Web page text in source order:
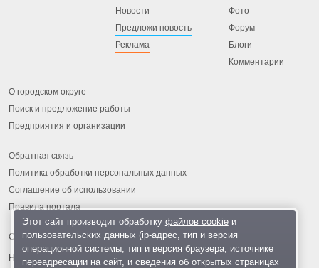
Новости
Предложи новость
Реклама
Фото
Форум
Блоги
Комментарии
О городском округе
Поиск и предложение работы
Предприятия и организации
Обратная связь
Политика обработки персональных данных
Соглашение об использовании
Правила портала
На информационном ресурсе применяются рекомендательные
Этот сайт производит обработку файлов cookieи
пользовательских данных (ip-адрес, тип и версия
операционной системы, тип и версия браузера, источнике
переадресации на сайт, и сведения об открытых страницах